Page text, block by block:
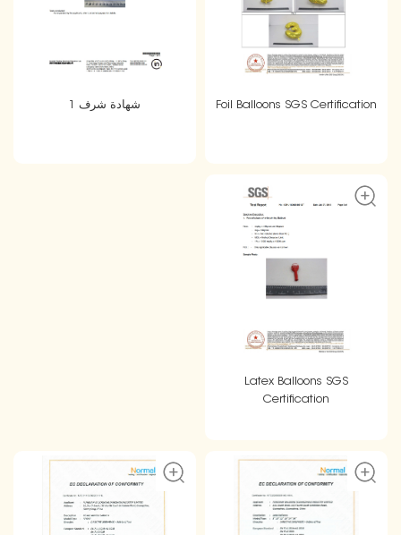
شهادة شرف 1 Foil Balloons SGS Certification
Latex Balloons SGS
Certification